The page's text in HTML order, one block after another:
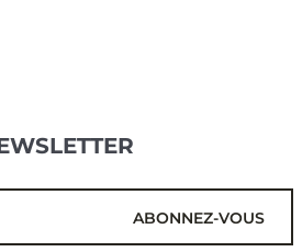
ABONNEZ-VOUS